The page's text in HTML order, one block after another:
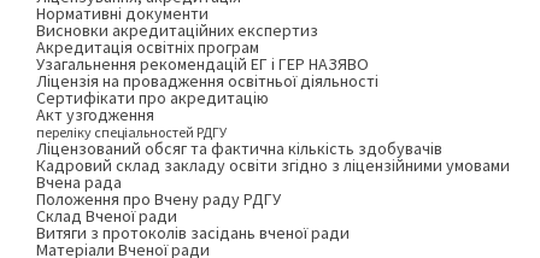
Нормативні документи
Висновки акредитаційних експертиз
Акредитація освітніх програм
Узагальнення рекомендацій ЕГ і ГЕР НАЗЯВО
Ліцензія на провадження освітньої діяльності
Сертифікати про акредитацію
Акт узгодження
переліку спеціальностей РДГУ
Ліцензований обсяг та фактична кількість здобувачів
Кадровий склад закладу освіти згідно з ліцензійними умовами
Вчена рада
Положення про Вчену раду РДГУ
Склад Вченої ради
Витяги з протоколів засідань вченої ради
Матеріали Вченої ради